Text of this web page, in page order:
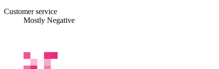
Customer service
Mostly Negative